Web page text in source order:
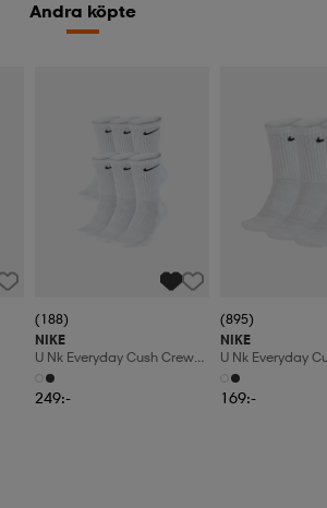
Andra köpte
(188)
NIKE
U Nk Everyday Cush Crew
6pr-Bd
249:-
(895)
NIKE
U Nk Everyday
3pr
169:-